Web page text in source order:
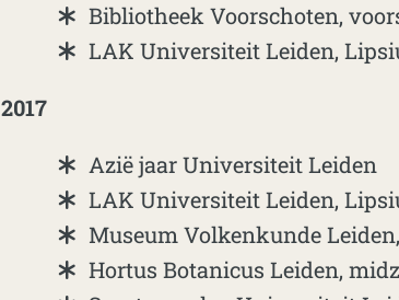
Bibliotheek Voorschoten,
LAK Universiteit Leiden,
2017
Azië jaar Universiteit Leiden
LAK Universiteit Leiden,
Museum Volkenkunde
Hortus Botanicus Leiden,